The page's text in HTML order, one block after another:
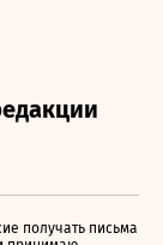
получать письма